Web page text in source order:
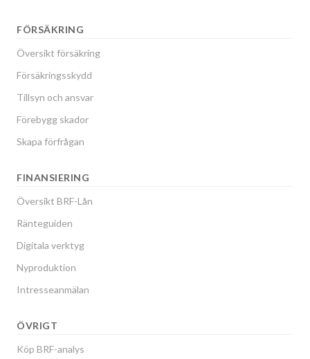
FÖRSÄKRING
Översikt försäkring
Försäkringsskydd
Tillsyn och ansvar
Förebygg skador
Skapa förfrågan
FINANSIERING
Översikt BRF-Lån
Ränteguiden
Digitala verktyg
Nyproduktion
Intresseanmälan
ÖVRIGT
Köp BRF-analys